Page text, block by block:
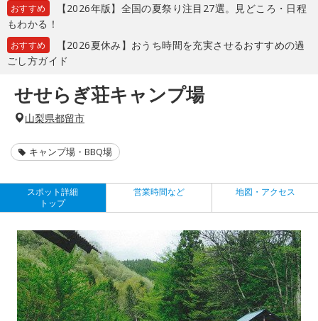
おすすめ
【2026年版】全国の夏祭り注目27選。見どころ・日程
もわかる！
おすすめ
【2026夏休み】おうち時間を充実させるおすすめの過
ごし方ガイド
せせらぎ荘キャンプ場
山梨県都留市
キャンプ場・BBQ場
スポット詳細
トップ
営業時間など 地図・アクセス